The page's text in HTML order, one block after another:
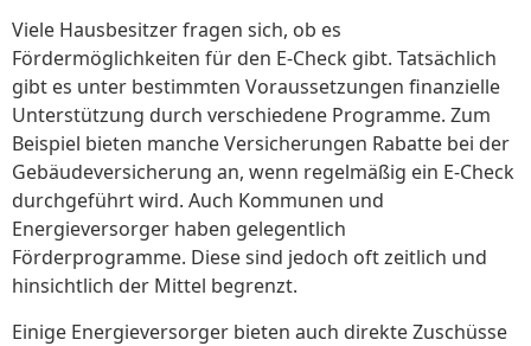
Viele Hausbesitzer fragen sich, ob es
Fördermöglichkeiten für den E-Check gibt. Tatsächlich
gibt es unter bestimmten Voraussetzungen finanzielle
Unterstützung durch verschiedene Programme. Zum
Beispiel bieten manche Versicherungen Rabatte bei der
Gebäudeversicherung an, wenn regelmäßig ein E-Check
durchgeführt wird. Auch Kommunen und
Energieversorger haben gelegentlich
Förderprogramme. Diese sind jedoch oft zeitlich und
hinsichtlich der Mittel begrenzt.
Einige Energieversorger bieten auch direkte Zuschüsse